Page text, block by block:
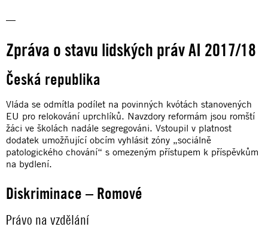
—
Zpráva o stavu lidských práv AI 2017/18
Česká republika
Vláda se odmítla podílet na povinných kvótách stanovených
EU pro relokování uprchlíků. Navzdory reformám jsou romští
žáci ve školách nadále segregováni. Vstoupil v platnost
dodatek umožňující obcím vyhlásit zóny „sociálně
patologického chování“ s omezeným přístupem k příspěvkům
na bydlení.
Diskriminace – Romové
Právo na vzdělání